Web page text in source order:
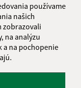
používame
našich
zobrazovali
na analýzu
a na pochopenie